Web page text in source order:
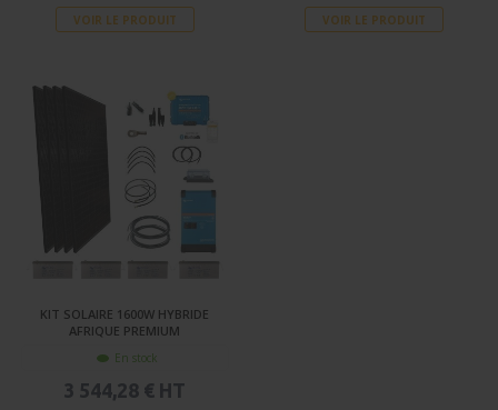
VOIR LE PRODUIT VOIR LE PRODUIT
KIT SOLAIRE 1600W HYBRIDE
AFRIQUE PREMIUM
En stock
3 544,28 € HT